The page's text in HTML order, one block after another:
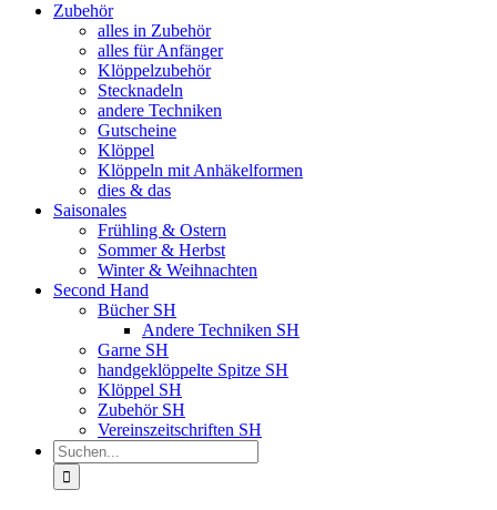
Zubehör
alles in Zubehör
alles für Anfänger
Klöppelzubehör
Stecknadeln
andere Techniken
Gutscheine
Klöppel
Klöppeln mit Anhäkelformen
dies & das
Saisonales
Frühling & Ostern
Sommer & Herbst
Winter & Weihnachten
Second Hand
Bücher SH
Andere Techniken SH
Garne SH
handgeklöppelte Spitze SH
Klöppel SH
Zubehör SH
Vereinszeitschriften SH
Suche
nach: